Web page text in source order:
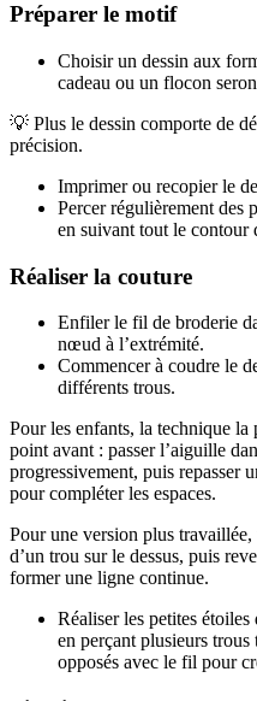
Préparer le motif
Choisir un dessin aux
cadeau ou un flocon
💡 Plus le dessin comporte de
précision.
Imprimer ou recopier le
Percer régulièrement des
en suivant tout le contour
Réaliser la couture
Enfiler le fil de broderie
nœud à l’extrémité.
Commencer à coudre le
différents trous.
Pour les enfants, la technique la
point avant : passer l’aiguille
progressivement, puis repasser
pour compléter les espaces.
Pour une version plus
d’un trou sur le dessus, puis
former une ligne continue.
Réaliser les petites
en perçant plusieurs
opposés avec le fil pour